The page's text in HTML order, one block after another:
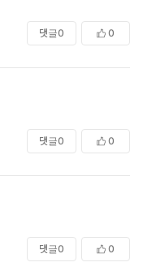
댓글0 0
댓글0 0
댓글0 0